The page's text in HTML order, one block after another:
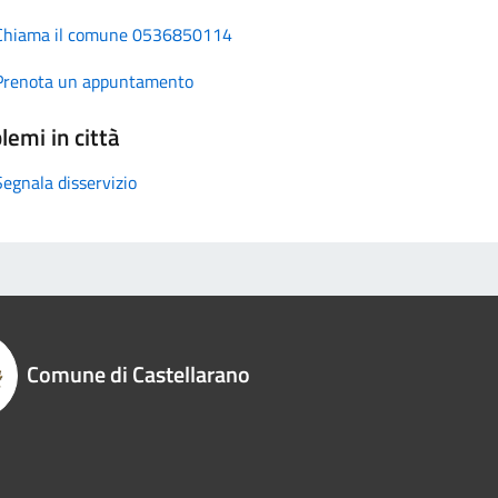
il comune 0536850114
un appuntamento
in città
disservizio
Comune di Castellarano